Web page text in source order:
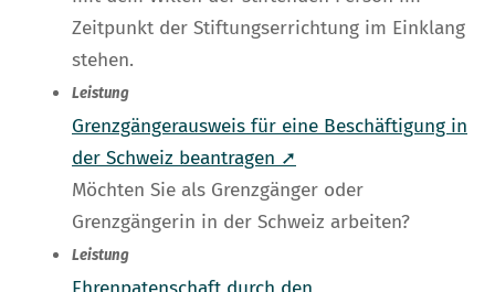
Zeitpunkt der Stiftungserrichtung im Einklang
stehen.
Leistung
Grenzgängerausweis für eine Beschäftigung in
der Schweiz beantragen ➚
Möchten Sie als Grenzgänger oder
Grenzgängerin in der Schweiz arbeiten?
Leistung